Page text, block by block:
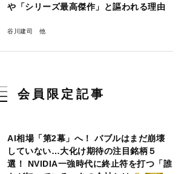
や「シリーズ最高傑作」と謳われる理由
谷川建司
会員限定記事
AI相場「第2幕」へ！ バブルはまだ崩壊
していない…大化け期待の注目銘柄５
選！ NVIDIA一強時代に終止符を打つ「誰